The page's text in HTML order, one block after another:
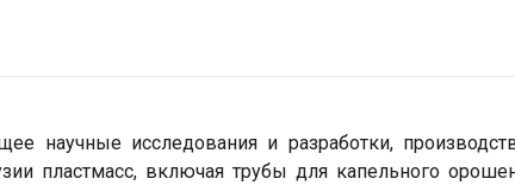
научные исследования и разработки,
пластмасс, включая трубы для капельного